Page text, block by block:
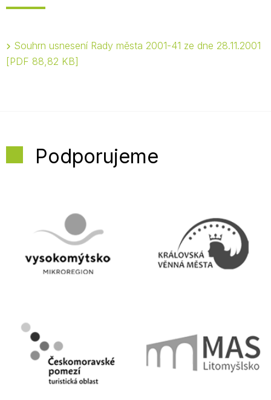
Souhrn usnesení Rady města 2001-41 ze dne 28.11.2001
PDF 88,82 KB
Podporujeme